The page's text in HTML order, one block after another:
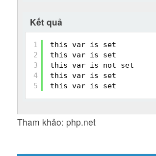
Kết quả
1
2
3
4
5
this var is set
this var is set
this var is not set
this var is set
this var is set
Tham khảo: php.net